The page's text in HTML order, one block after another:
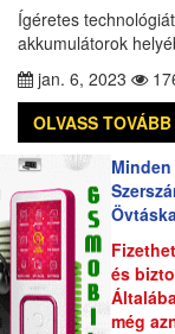
Ígéretes
akkumulátorok
jan. 6, 2023
OLVASS TOVÁBB
és
még